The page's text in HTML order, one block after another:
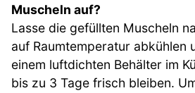
Muscheln auf?
Lasse die gefüllten Muscheln
auf Raumtemperatur abkühlen
einem luftdichten Behälter im
bis zu 3 Tage frisch bleiben.